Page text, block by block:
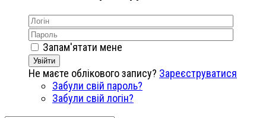
Запам'ятати мене
Увійти
Не маєте облікового запису? Зареєструватися
Забули свій пароль?
Забули свій логін?